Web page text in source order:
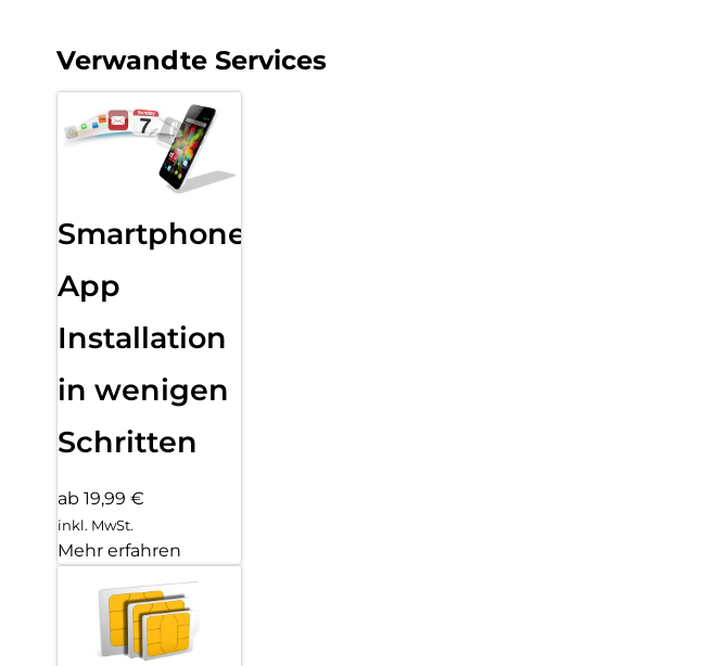
Verwandte Services
Smartphone
App
Installation
in wenigen
Schritten
ab 19,99 €
inkl. MwSt.
Mehr erfahren